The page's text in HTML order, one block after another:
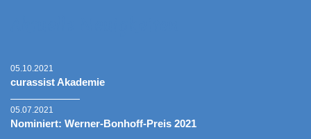
05.10.2021
curassist Akademie
05.07.2021
Nominiert: Werner-Bonhoff-Preis 2021